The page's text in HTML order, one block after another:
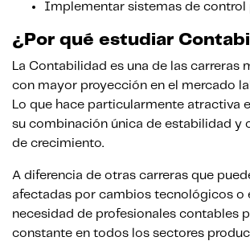
Implementar sistemas de control
¿Por qué estudiar
La Contabilidad es una de las carreras
con mayor proyección en el mercado
Lo que hace particularmente atractiva
su combinación única de estabilidad y
de crecimiento.
A diferencia de otras carreras que
afectadas por cambios tecnológicos o
necesidad de profesionales contables
constante en todos los sectores